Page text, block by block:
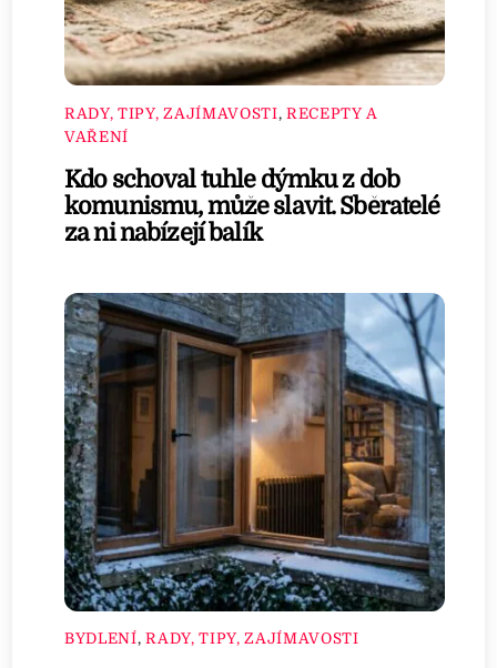
RADY, TIPY, ZAJÍMAVOSTI, RECEPTY A
VAŘENÍ
Kdo schoval tuhle dýmku z dob
komunismu, může slavit. Sběratelé
za ni nabízejí balík
BYDLENÍ,RADY, TIPY, ZAJÍMAVOSTI